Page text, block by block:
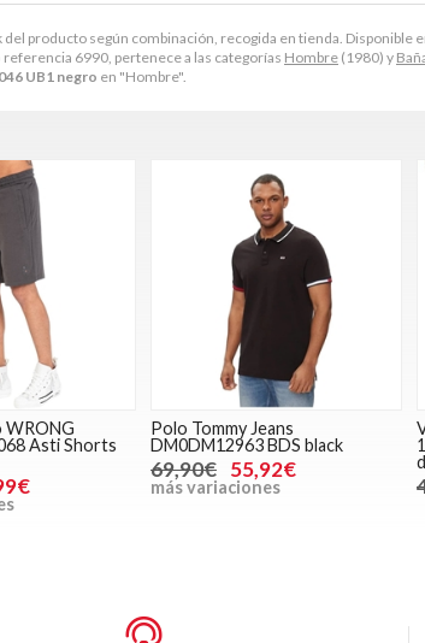
del producto según combinación, recogida en tienda. Disponible
referencia 6990, pertenece a las categorías Hombre (1980) y
UB1 negro en "Hombre".
Asti Shorts
Polo Tommy Jeans
DM0DM12963 BDS black
69,90€ 55,92€
más variaciones